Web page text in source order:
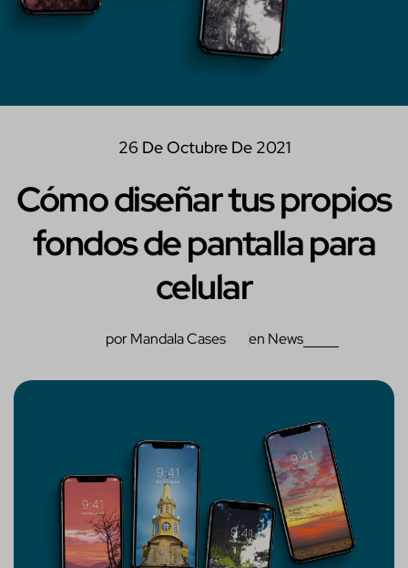
26 De Octubre De 2021
Cómo diseñar tus propios
fondos de pantalla para
celular
por Mandala Cases en News